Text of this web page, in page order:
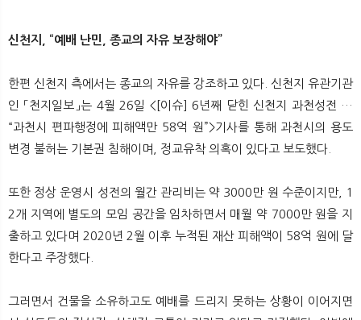
신천지, “예배 난민, 종교의 자유 보장해야”
한편 신천지 측에서는 종교의 자유를 강조하고 있다. 신천지 유관기관
인 「천지일보」는 4월 26일 <[이슈] 6년째 닫힌 신천지 과천성전 …
“과천시 편파행정에 피해액만 58억 원”>기사를 통해 과천시의 용도
변경 불허는 기본권 침해이며, 정교유착 의혹이 있다고 보도했다.
또한 정상 운영시 성전의 월간 관리비는 약 3000만 원 수준이지만, 1
2개 지역에 별도의 모임 공간을 임차하면서 매월 약 7000만 원을 지
출하고 있다며 2020년 2월 이후 누적된 재산 피해액이 58억 원에 달
한다고 주장했다.
그러면서 건물을 소유하고도 예배를 드리지 못하는 상황이 이어지면